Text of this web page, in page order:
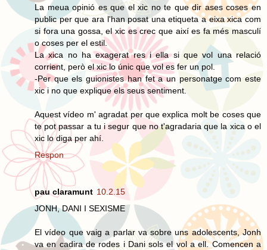
La meua opinió es que el xic no te que dir ases coses en
public per que ara l'han posat una etiqueta a eixa xica com
si fora una gossa, el xic es crec que així es fa més masculí
o coses per el estil.
La xica no ha exagerat res i ella si que vol una relació
corrient, però el xic lo únic que vol es fer un pol.
-Per que els guionistes han fet a un personatge com este
xic i no que explique els seus sentiment.
Aquest vídeo m' agradat per que explica molt be coses que
te pot passar a tu i segur que no t'agradaria que la xica o el
xic lo diga per ahí.
Respon
pau claramunt 10.2.15
JONH, DANI I SEXISME
El vídeo que vaig a parlar va sobre uns adolescents, Jonh
va en cadira de rodes i Dani sols el vol a ell. Comencen a